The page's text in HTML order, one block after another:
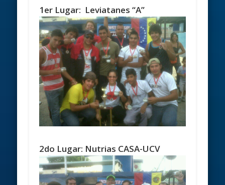
1er Lugar: Leviatanes “A”
2do Lugar: Nutrias CASA-UCV